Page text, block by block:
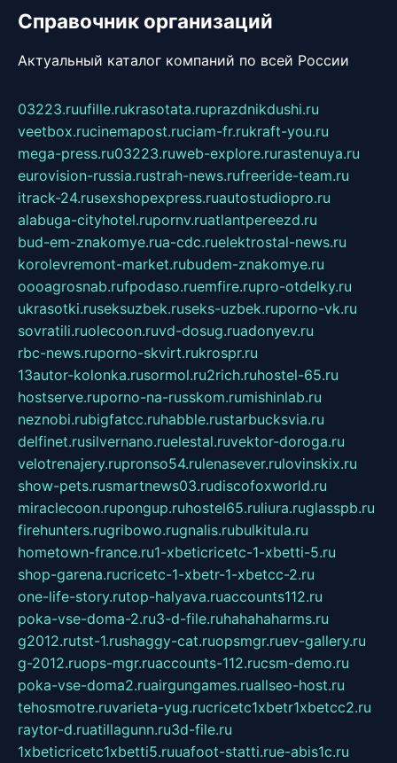
Справочник организаций
Актуальный каталог компаний по всей России
03223.ruufille.rukrasotata.ruprazdnikdushi.ru
veetbox.rucinemapost.ruciam-fr.rukraft-you.ru
mega-press.ru03223.ruweb-explore.rurastenuya.ru
eurovision-russia.rustrah-news.rufreeride-team.ru
itrack-24.rusexshopexpress.ruautostudiopro.ru
alabuga-cityhotel.rupornv.ruatlantpereezd.ru
bud-em-znakomye.rua-cdc.ruelektrostal-news.ru
korolevremont-market.rubudem-znakomye.ru
oooagrosnab.rufpodaso.ruemfire.rupro-otdelky.ru
ukrasotki.ruseksuzbek.ruseks-uzbek.ruporno-vk.ru
sovratili.ruolecoon.ruvd-dosug.ruadonyev.ru
rbc-news.ruporno-skvirt.rukrospr.ru
13autor-kolonka.rusormol.ru2rich.ruhostel-65.ru
hostserve.ruporno-na-russkom.rumishinlab.ru
neznobi.rubigfatcc.ruhabble.rustarbucksvia.ru
delfinet.rusilvernano.ruelestal.ruvektor-doroga.ru
velotrenajery.rupronso54.rulenasever.rulovinskix.ru
show-pets.rusmartnews03.rudiscofoxworld.ru
miraclecoon.rupongup.ruhostel65.ruliura.ruglasspb.ru
firehunters.rugribowo.rugnalis.rubulkitula.ru
hometown-france.ru1-xbeticricetc-1-xbetti-5.ru
shop-garena.rucricetc-1-xbetr-1-xbetcc-2.ru
one-life-story.rutop-halyava.ruaccounts112.ru
poka-vse-doma-2.ru3-d-file.ruhahahaharms.ru
g2012.rutst-1.rushaggy-cat.ruopsmgr.ruev-gallery.ru
g-2012.ruops-mgr.ruaccounts-112.rucsm-demo.ru
poka-vse-doma2.ruairgungames.ruallseo-host.ru
tehosmotre.ruvarieta-yug.rucricetc1xbetr1xbetcc2.ru
raytor-d.ruatillagunn.ru3d-file.ru
1xbeticricetc1xbetti5.ruuafoot-statti.rue-abis1c.ru